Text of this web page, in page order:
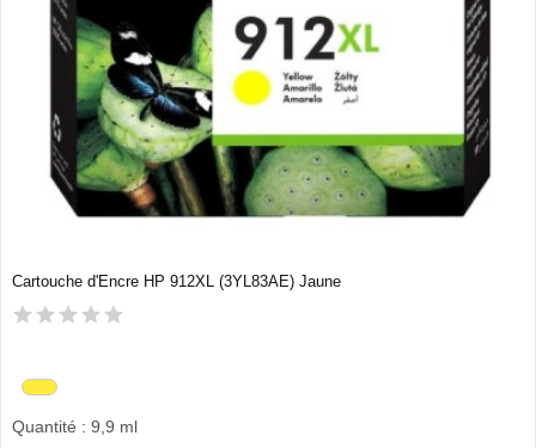
Cartouche d'Encre HP 912XL (3YL83AE) Jaune
Quantité : 9,9 ml